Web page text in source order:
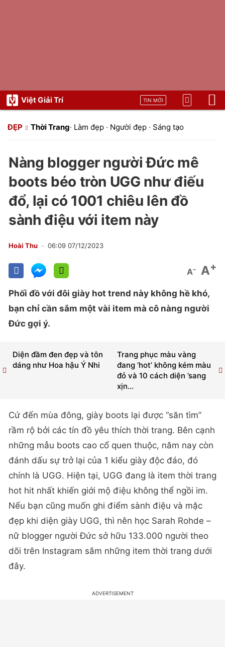
Việt Giải Trí TIN MỚI
ĐẸP Thời Trang· Làm đẹp · Người đẹp · Sáng tạo
Nàng blogger người Đức mê
boots béo tròn UGG như điếu
đổ, lại có 1001 chiêu lên đồ
sành điệu với item này
Hoài Thu 06:09 07/12/2023
A- A+
Phối đồ với đôi giày hot trend này không hề khó,
bạn chỉ cần sắm một vài item mà cô nàng người
Đức gợi ý.
Trang phục màu vàng
đang ‘hot’ không kém màu
đỏ và 10 cách diện ’sang
xịn...
Diện đầm đen đẹp và tôn
dáng như Hoa hậu Ý Nhi
Cứ đến mùa đông, giày boots lại được “săn tìm”
rầm rộ bởi các tín đồ yêu thích thời trang. Bên cạnh
những mẫu boots cao cổ quen thuộc, năm nay còn
đánh dấu sự trở lại của 1 kiểu giày độc đáo, đó
chính là UGG. Hiện tại, UGG đang là item thời trang
hot hit nhất khiến giới mộ điệu không thể ngồi im.
Nếu bạn cũng muốn ghi điểm sành điệu và mặc
đẹp khi diện giày UGG, thì nên học Sarah Rohde –
nữ blogger người Đức sở hữu 133.000 người theo
dõi trên Instagram sắm những item thời trang dưới
đây.